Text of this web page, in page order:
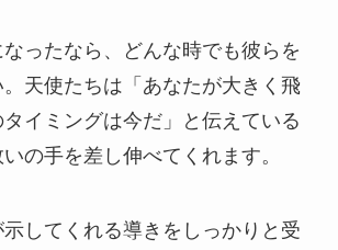
ったなら、どんな時でも彼らを
天使たちは「あなたが大きく飛
イミングは今だ」と伝えている
の手を差し伸べてくれます。
してくれる導きをしっかりと受